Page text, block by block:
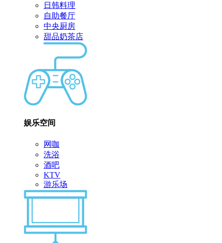
日韩料理
自助餐厅
中央厨房
甜品奶茶店
娱乐空间
网咖
洗浴
酒吧
KTV
游乐场